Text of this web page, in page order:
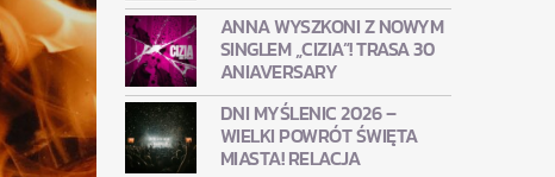
ANNA WYSZKONI Z NOWYM
SINGLEM „CIZIA”! TRASA 30
ANIAVERSARY
DNI MYŚLENIC 2026 –
WIELKI POWRÓT ŚWIĘTA
MIASTA! RELACJA